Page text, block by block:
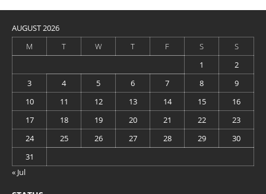
AUGUST 2026
M
T W T F S
S
1
2
3
4 5 6 7 8
9
10
11 12 13 14 15
16
17
18 19 20 21 22
23
24
25 26 27 28 29
30
31
« Jul